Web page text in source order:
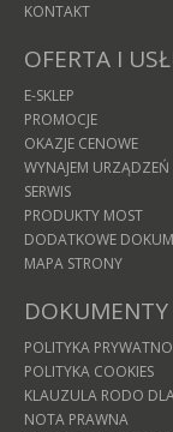
KONTAKT
OFERTA I
E-SKLEP
PROMOCJE
OKAZJE CENOWE
WYNAJEM URZĄDZEŃ
SERWIS
PRODUKTY MOST
DODATKOWE
MAPA STRONY
DOKUMENTY
POLITYKA
POLITYKA COOKIES
KLAUZULA RODO
NOTA PRAWNA